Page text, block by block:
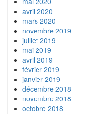
avril 2020
mars 2020
novembre 2019
juillet 2019
mai 2019
avril 2019
février 2019
janvier 2019
décembre 2018
novembre 2018
octobre 2018